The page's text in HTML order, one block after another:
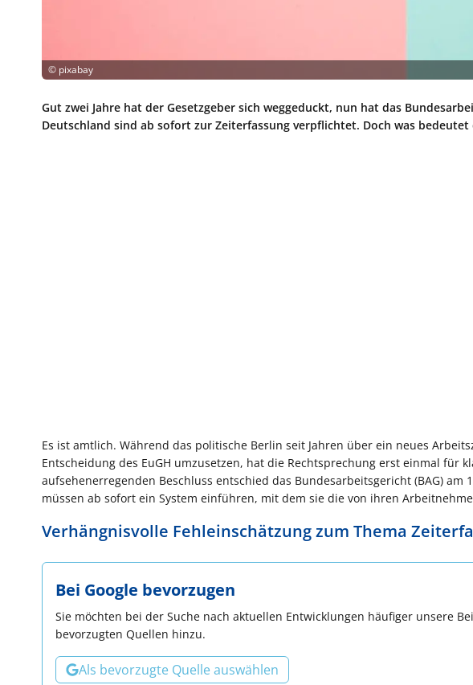
© pixabay
Gut zwei Jahre hat der Gesetzgeber sich weggeduckt, nun hat das
Deutschland sind ab sofort zur Zeiterfassung verpflichtet. Doch was bedeutet
Es ist amtlich. Während das politische Berlin seit Jahren über ein neues
Entscheidung des EuGH umzusetzen, hat die Rechtsprechung erst einmal für
aufsehenerregenden Beschluss entschied das Bundesarbeitsgericht (BAG) am
müssen ab sofort ein System einführen, mit dem sie die von ihren
Verhängnisvolle Fehleinschätzung zum Thema
Bei Google bevorzugen
Sie möchten bei der Suche nach aktuellen Entwicklungen häufiger unsere
bevorzugten Quellen hinzu.
Als bevorzugte Quelle auswählen